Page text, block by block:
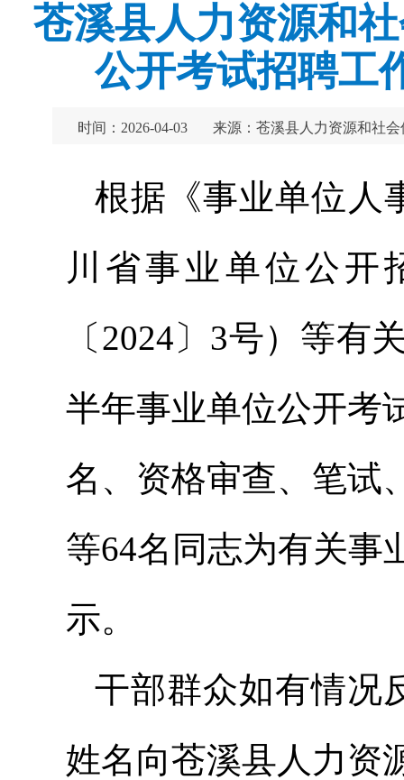
苍溪县人力资源和
公开考试招聘工
时间：2026-04-03 来源：苍溪县人力资源和社会
根据《事业单位人
川省事业单位公开
〔2024〕3号）等有
半年事业单位公开考
名、资格审查、笔试
等64名同志为有关事
示。
干部群众如有情况
姓名向苍溪县人力资